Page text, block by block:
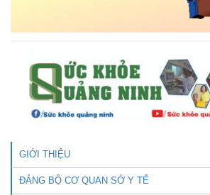
GIỚI THIỆU
ĐẢNG BỘ CƠ QUAN SỞ Y TẾ